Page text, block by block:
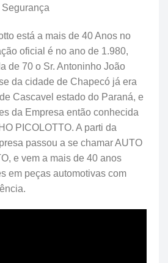
está a mais de 40 Anos no
oficial é no ano de 1.980,
de 70 o Sr. Antoninho João
da cidade de Chapecó já era
Cascavel estado do Paraná, e
da Empresa então conhecida
PICOLOTTO. A parti da
passou a se chamar AUTO
e vem a mais de 40 anos
em peças automotivas com